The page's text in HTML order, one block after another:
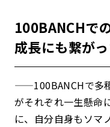
100BANCHで
成長にも繋がっ
——100BANCHで多
がそれぞれ一生懸命
に、自分自身もソマ